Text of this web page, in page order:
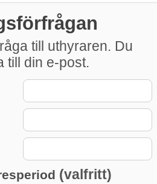
till uthyraren. Du
till din e-post.
(valfritt)